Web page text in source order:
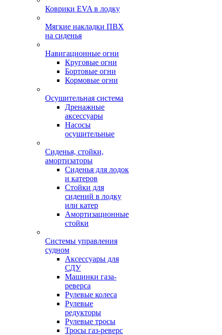
Коврики EVA в лодку
Мягкие накладки ПВХ
на сиденья
Навигационные огни
Круговые огни
Бортовые огни
Кормовые огни
Осушительная система
Дренажные
аксессуары
Насосы
осушительные
Сиденья, стойки,
амортизаторы
Сиденья для лодок
и катеров
Стойки для
сидений в лодку
или катер
Амортизационные
стойки
Системы управления
судном
Аксессуары для
СДУ
Машинки газа-
реверса
Рулевые колеса
Рулевые
редукторы
Рулевые тросы
Тросы газ-реверс